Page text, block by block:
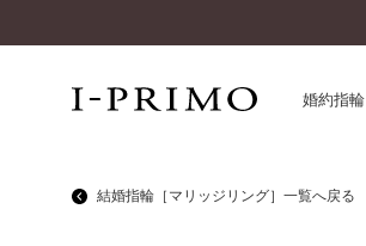
婚約指輪
結婚指輪［マリッジリング］一覧へ戻る